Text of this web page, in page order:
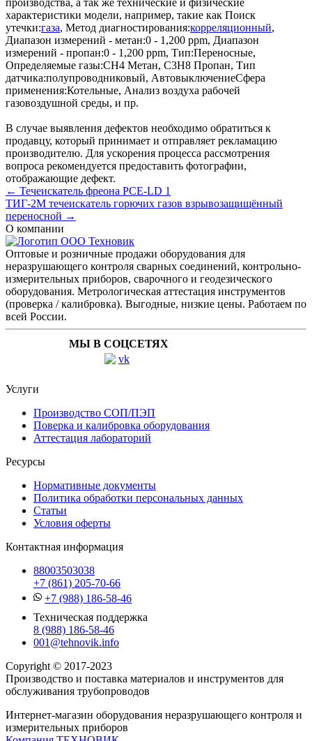
характеристики модели, например, такие как Поиск
утечки:газа, Метод диагностирования:корреляционный,
Диапазон измерений - метан:0 - 1,200 ppm, Диапазон
измерений - пропан:0 - 1,200 ppm, Тип:Переносные,
Определяемые газы:CH4 Метан, C3H8 Пропан, Тип
датчика:полупроводниковый, АвтовыключениеСфера
применения:Котельные, Анализ воздуха рабочей
газовоздушной среды, и пр.
В случае выявления дефектов необходимо обратиться к
продавцу, который принимает и отправляет рекламацию
производителю. Для ускорения процесса рассмотрения
вопроса рекомендуется предоставить фотографии,
отображающие дефект.
← Течеискатель фреона PCE-LD 1
ТИГ-2М течеискатель горючих газов взрывозащищённый
переносной →
О компании
Оптовые и розничные продажи оборудования для
неразрушающего контроля сварных соединений, контрольно-
измерительных приборов, сварочного и геодезического
оборудования. Метрологическая аттестация инструментов
(проверка / калибровка). Выгодные, низкие цены. Работаем по
всей России.
МЫ В СОЦСЕТЯХ
Услуги
Производство СОП/ПЭП
Поверка и калибровка оборудования
Аттестация лабораторий
Ресурсы
Нормативные документы
Политика обработки персональных данных
Статьи
Условия оферты
Контактная информация
88003503038
+7 (861) 205-70-66
+7 (988) 186-58-46
Техническая поддержка
8 (988) 186-58-46
001@tehnovik.info
Copyright © 2017-2023
Производство и поставка материалов и инструментов для
обслуживания трубопроводов
Интернет-магазин оборудования неразрушающего контроля и
измерительных приборов